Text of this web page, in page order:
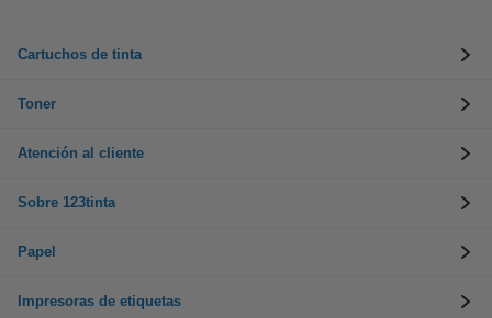
Cartuchos de tinta
Toner
Atención al cliente
Sobre 123tinta
Papel
Impresoras de etiquetas